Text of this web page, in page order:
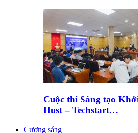
Cuộc thi Sáng tạo
Hust – Techstart…
Gương sáng